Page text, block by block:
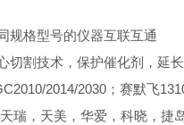
规格型号的仪器互联互通
割技术，保护催化剂，延长
2014/2030；赛默飞
瑞，天美，华爱，科晓，捷